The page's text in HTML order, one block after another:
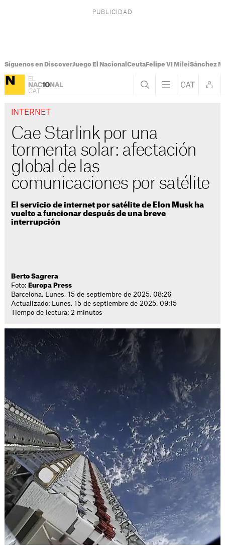
Síguenos en DiscoverJuego El Nacional CeutaFelipe VI MileiSánchez
INTERNET
Cae Starlink por una
tormenta solar: afectación
global de las
comunicaciones por satélite
El servicio de internet por satélite de Elon Musk ha
vuelto a funcionar después de una breve
interrupción
Berto Sagrera
Foto: Europa Press
Barcelona. Lunes, 15 de septiembre de 2025. 08:26
Actualizado: Lunes, 15 de septiembre de 2025. 09:15
Tiempo de lectura: 2 minutos